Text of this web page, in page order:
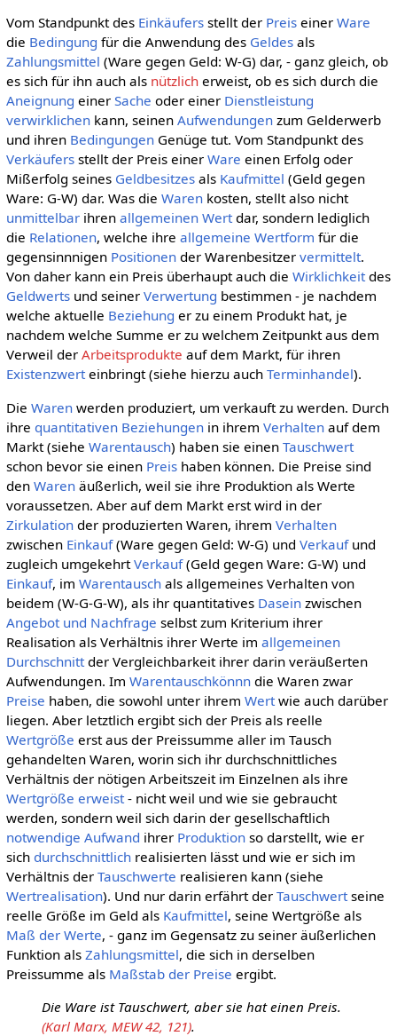
Vom Standpunkt des Einkäufersstellt der Preiseiner Ware
die Bedingung für die Anwendung des Geldesals
Zahlungsmittel (Ware gegen Geld: W-G) dar, - ganz gleich, ob
es sich für ihn auch als nützlicherweist, ob es sich durch die
Aneignung einer Sache oder einer Dienstleistung
verwirklichenkann, seinen Aufwendungenzum Gelderwerb
und ihren BedingungenGenüge tut. Vom Standpunkt des
Verkäufersstellt der Preis einer Ware einen Erfolg oder
Mißerfolg seines Geldbesitzesals Kaufmittel (Geld gegen
Ware: G-W) dar. Was die Warenkosten, stellt also nicht
unmittelbarihren allgemeinen Wertdar, sondern lediglich
die Relationen, welche ihre allgemeine Wertform für die
gegensinnnigen Positionender Warenbesitzer vermittelt.
Von daher kann ein Preis überhaupt auch die Wirklichkeitdes
Geldwertsund seiner Verwertung bestimmen - je nachdem
welche aktuelle Beziehung er zu einem Produkt hat, je
nachdem welche Summe er zu welchem Zeitpunkt aus dem
Verweil der Arbeitsprodukte auf dem Markt, für ihren
Existenzwerteinbringt (siehe hierzu auch Terminhandel).
Die Warenwerden produziert, um verkauft zu werden. Durch
ihre quantitativen Beziehungenin ihrem Verhaltenauf dem
Markt (siehe Warentausch) haben sie einen Tauschwert
schon bevor sie einen Preishaben können. Die Preise sind
den Warenäußerlich, weil sie ihre Produktion als Werte
voraussetzen. Aber auf dem Markt erst wird in der
Zirkulationder produzierten Waren, ihrem Verhalten
zwischen Einkauf(Ware gegen Geld: W-G) und Verkaufund
zugleich umgekehrtVerkauf(Geld gegen Ware: G-W) und
Einkauf, im Warentauschals allgemeines Verhalten von
beidem (W-G-G-W), als ihr quantitatives Daseinzwischen
Angebot und Nachfrage selbst zum Kriterium ihrer
Realisation als Verhältnis ihrer Werte im allgemeinen
Durchschnittder Vergleichbarkeit ihrer darin veräußerten
Aufwendungen. Im Warentauschkönnndie Waren zwar
Preise haben, die sowohl unter ihrem Wertwie auch darüber
liegen. Aber letztlich ergibt sich der Preis als reelle
Wertgröße erst aus der Preissumme aller im Tausch
gehandelten Waren, worin sich ihr durchschnittliches
Verhältnis der nötigen Arbeitszeit im Einzelnen als ihre
Wertgröße erweist- nicht weil und wie sie gebraucht
werden, sondern weil sich darin der gesellschaftlich
notwendige Aufwand ihrer Produktionso darstellt, wie er
sich durchschnittlichrealisierten lässt und wie er sich im
Verhältnis der Tauschwerte realisieren kann (siehe
Wertrealisation). Und nur darin erfährt der Tauschwertseine
reelle Größe im Geld als Kaufmittel, seine Wertgröße als
Maß der Werte, - ganz im Gegensatz zu seiner äußerlichen
Funktion als Zahlungsmittel, die sich in derselben
Preissumme als Maßstab der Preise ergibt.
Die Ware ist Tauschwert, aber sie hat einen Preis.
(Karl Marx, MEW 42, 121).